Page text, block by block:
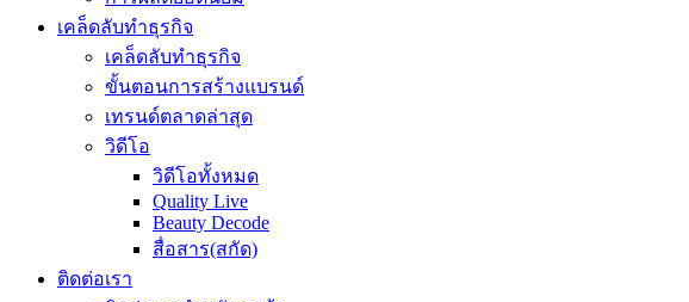
เคล็ดลับทำธุรกิจ
เคล็ดลับทำธุรกิจ
ขั้นตอนการสร้างแบรนด์
เทรนด์ตลาดล่าสุด
วิดีโอ
วิดีโอทั้งหมด
Quality Live
Beauty Decode
สื่อสาร(สกัด)
ติดต่อเรา